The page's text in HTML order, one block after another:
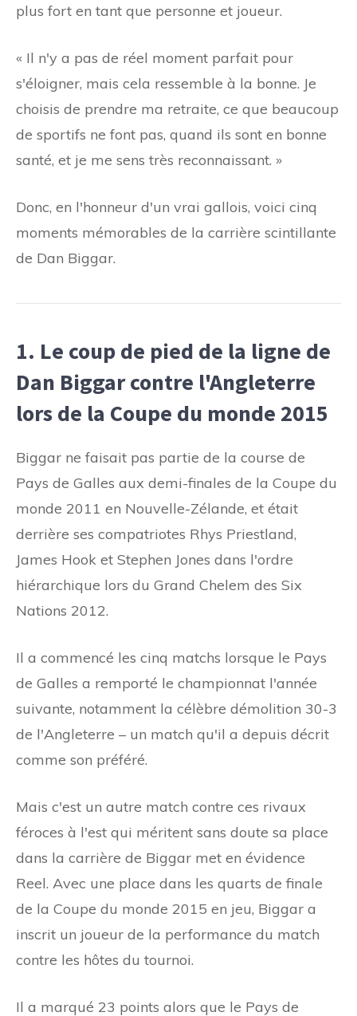
plus fort en tant que personne et joueur.
« Il n'y a pas de réel moment parfait pour
s'éloigner, mais cela ressemble à la bonne. Je
choisis de prendre ma retraite, ce que beaucoup
de sportifs ne font pas, quand ils sont en bonne
santé, et je me sens très reconnaissant. »
Donc, en l'honneur d'un vrai gallois, voici cinq
moments mémorables de la carrière scintillante
de Dan Biggar.
1. Le coup de pied de la ligne de
Dan Biggar contre l'Angleterre
lors de la Coupe du monde 2015
Biggar ne faisait pas partie de la course de
Pays de Galles aux demi-finales de la Coupe du
monde 2011 en Nouvelle-Zélande, et était
derrière ses compatriotes Rhys Priestland,
James Hook et Stephen Jones dans l'ordre
hiérarchique lors du Grand Chelem des Six
Nations 2012.
Il a commencé les cinq matchs lorsque le Pays
de Galles a remporté le championnat l'année
suivante, notamment la célèbre démolition 30-3
de l'Angleterre – un match qu'il a depuis décrit
comme son préféré.
Mais c'est un autre match contre ces rivaux
féroces à l'est qui méritent sans doute sa place
dans la carrière de Biggar met en évidence
Reel. Avec une place dans les quarts de finale
de la Coupe du monde 2015 en jeu, Biggar a
inscrit un joueur de la performance du match
contre les hôtes du tournoi.
Il a marqué 23 points alors que le Pays de